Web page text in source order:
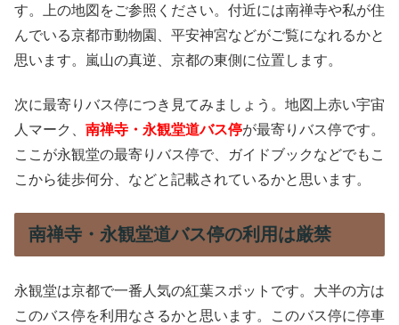
す。上の地図をご参照ください。付近には南禅寺や私が住
んでいる京都市動物園、平安神宮などがご覧になれるかと
思います。嵐山の真逆、京都の東側に位置します。
次に最寄りバス停につき見てみましょう。地図上赤い宇宙
人マーク、 南禅寺・永観堂道バス停が最寄りバス停です。
ここが永観堂の最寄りバス停で、ガイドブックなどでもこ
こから徒歩何分、などと記載されているかと思います。
南禅寺・永観堂道バス停の利用は厳禁
永観堂は京都で一番人気の紅葉スポットです。大半の方は
このバス停を利用なさるかと思います。このバス停に停車